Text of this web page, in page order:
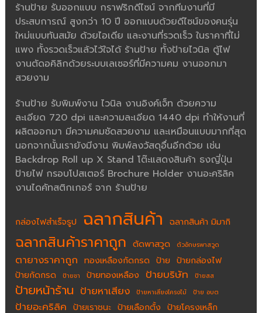
ร้านป้าย รับออกแบบ กราฟริกดีไซน์ จากทีมงานที่มี
ประสบการณ์ สูงกว่า 10 ปี ออกแบบด้วยดีไซน์ของคนรุ่น
ใหม่แบบทันสมัย ด้วยไอเดีย และงานที่รวดเร็ว ในราคาที่ไม่
แพง ทั้งรวดเร็วแล้วไว้ใจได้ ร้านป้าย ทั้งป้ายไวนิล ตู้ไฟ
งานตัดอคิลิกด้วยระบบเลเซอร์ที่มีความคม งานออกมา
สวยงาม
ร้านป้าย รับพิมพ์งาน ไวนิล งานอิงค์เจ็ท ด้วยความ
ละเอียด 720 dpi และความละเอียด 1440 dpi ทำให้งานที่
ผลิตออกมา มีความคมชัดสวยงาม และเหมือนแบบมากที่สุด
นอกจากนั้นเรายังมีงาน พิมพ์ลงวัสดุอื่นอีกด้วย เช่น
Backdrop Roll up X Stand โต๊ะแสดงสินค้า ธงญี่ปุ่น
ป้ายไฟ กรอบโปสเตอร์ Brochure Holder งานอะคริลิค
งานไดคัทสติกเกอร์ จาก ร้านป้าย
กล่องไฟสำเร็จรูป ฉลากสินค้า ฉลากสินค้า มิมากิ
ฉลากสินค้าราคาถูก ตัดพาสวูด ตัวอักษรพาสวูด
ตายางราคาถูก ทองเหลืองกัดกรด ป้าย ป้ายกล่องไฟ
ป้ายกัดกรด
ป้ายชา ป้ายทองเหลือง ป้ายบริษัท ป้ายสส
ป้ายหน้าร้าน ป้ายหาเสียง ป้ายหาเสียงโครงไม้ ป้าย อบต
ป้ายอะคริลิค ป้ายเราชนะ ป้ายเลือกตั้ง ป้ายโครงเหล็ก